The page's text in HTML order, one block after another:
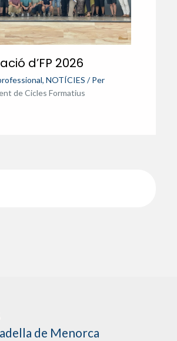
d’FP 2026
, NOTÍCIES / Per
de Cicles Formatius
de Menorca